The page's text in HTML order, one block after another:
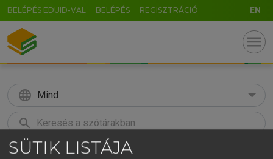
BELÉPÉS EDUID-VAL BELÉPÉS REGISZTRÁCIÓ EN
menu
language Mind
search
KERESÉS
SÜTIK LISTÁJA
GR